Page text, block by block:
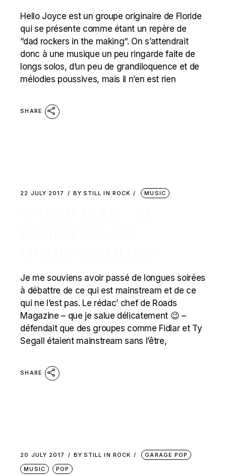
Hello Joyce est un groupe originaire de Floride
qui se présente comme étant un repère de
“dad rockers in the making“. On s’attendrait
donc à une musique un peu ringarde faite de
longs solos, d’un peu de grandiloquence et de
mélodies poussives, mais il n’en est rien
SHARE
22 JULY 2017 BY STILL IN ROCK MUSIC
Je me souviens avoir passé de longues soirées
à débattre de ce qui est mainstream et de ce
qui ne l’est pas. Le rédac’ chef de Roads
Magazine – que je salue délicatement 😉 –
défendait que des groupes comme Fidlar et Ty
Segall étaient mainstream sans l’être,
SHARE
20 JULY 2017 BY STILL IN ROCK
GARAGE POP
MUSIC
POP